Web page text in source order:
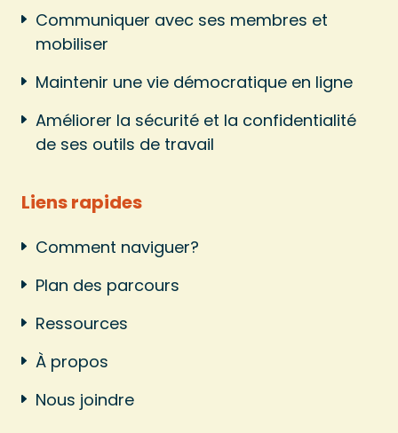
Communiquer avec ses membres et
mobiliser
Maintenir une vie démocratique en ligne
Améliorer la sécurité et la confidentialité
de ses outils de travail
Liens rapides
Comment naviguer?
Plan des parcours
Ressources
À propos
Nous joindre